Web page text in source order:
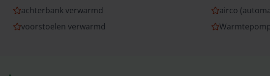
achterbank verwarmd
airco
voorstoelen verwarmd